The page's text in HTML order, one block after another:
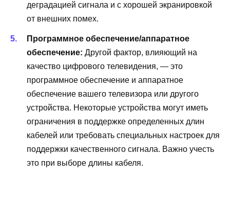
деградацией сигнала и с хорошей экранировкой
от внешних помех.
Программное обеспечение/аппаратное
обеспечение: Другой фактор, влияющий на
качество цифрового телевидения, — это
программное обеспечение и аппаратное
обеспечение вашего телевизора или другого
устройства. Некоторые устройства могут иметь
ограничения в поддержке определенных длин
кабелей или требовать специальных настроек для
поддержки качественного сигнала. Важно учесть
это при выборе длины кабеля.